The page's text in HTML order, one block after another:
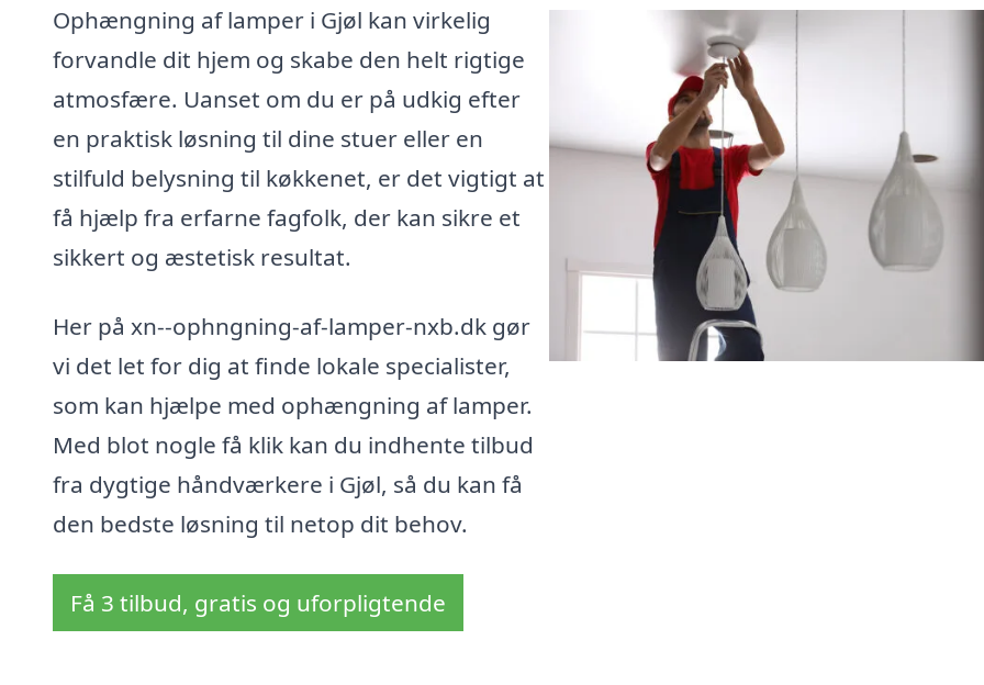
Ophængning af lamper i Gjøl kan virkelig
forvandle dit hjem og skabe den helt rigtige
atmosfære. Uanset om du er på udkig efter
en praktisk løsning til dine stuer eller en
stilfuld belysning til køkkenet, er det vigtigt at
få hjælp fra erfarne fagfolk, der kan sikre et
sikkert og æstetisk resultat.
Her på xn--ophngning-af-lamper-nxb.dk gør
vi det let for dig at finde lokale specialister,
som kan hjælpe med ophængning af lamper.
Med blot nogle få klik kan du indhente tilbud
fra dygtige håndværkere i Gjøl, så du kan få
den bedste løsning til netop dit behov.
Få 3 tilbud, gratis og uforpligtende